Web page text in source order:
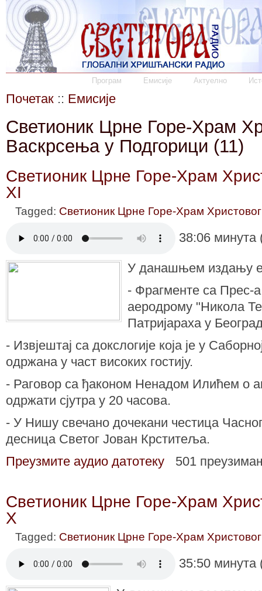
Програм Емисије Актуелно
Почетак :: Емисије
Светионик Црне Горе-Храм
Васкрсења у Подгорици (11)
Светионик Црне Горе-Храм
XI
Tagged: Светионик Црне Горе-Храм
38:06
У данашњем издању
- Фрагменте са Прес-а
аеродрому "Никола
Патријараха у
- Извјештај са докслогије која је у
одржана у част високих гостију.
- Раговор са ђаконом Ненадом Илићем о
одржати сјутра у 20 часова.
- У Нишу свечано дочекани честица
десница Светог Јован Крститеља.
Преузмите аудио датотеку
501
Светионик Црне Горе-Храм
X
Tagged: Светионик Црне Горе-Храм
35:50